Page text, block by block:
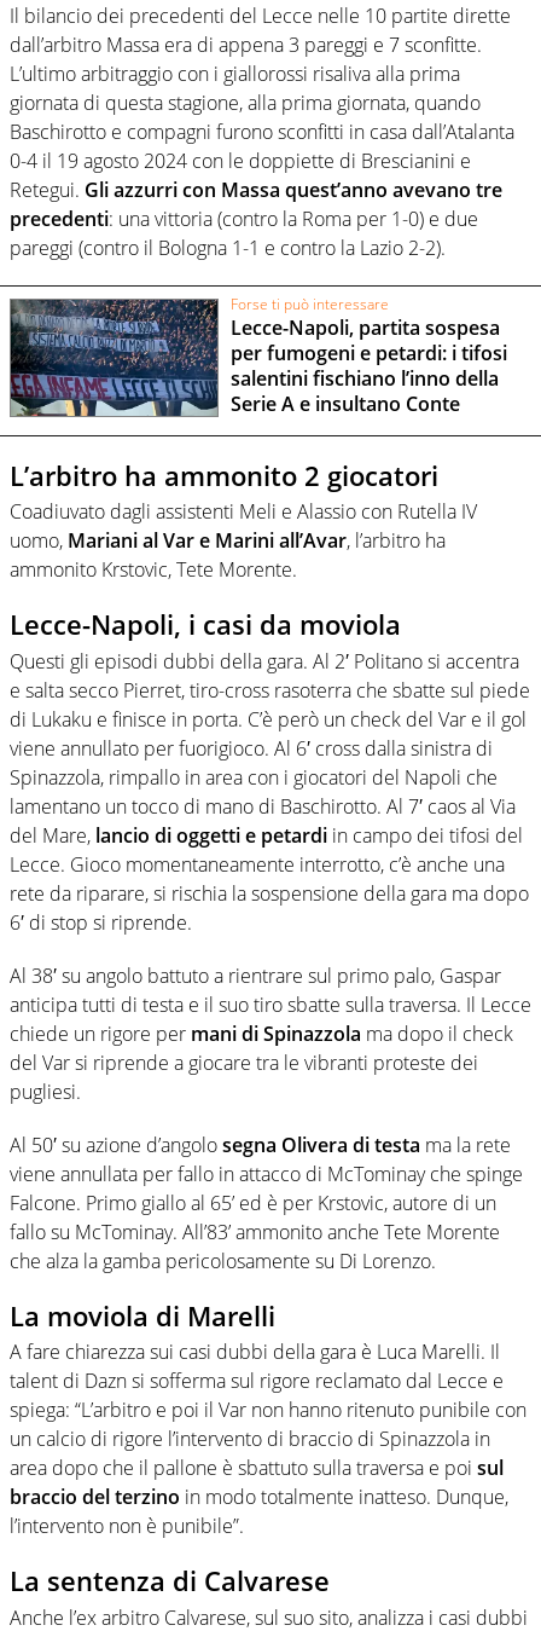
Il bilancio dei precedenti del Lecce nelle 10 partite dirette
dall’arbitro Massa era di appena 3 pareggi e 7 sconfitte.
L’ultimo arbitraggio con i giallorossi risaliva alla prima
giornata di questa stagione, alla prima giornata, quando
Baschirotto e compagni furono sconfitti in casa dall’Atalanta
0-4 il 19 agosto 2024 con le doppiette di Brescianini e
Retegui. Gli azzurri con Massa quest’anno avevano tre
precedenti: una vittoria (contro la Roma per 1-0) e due
pareggi (contro il Bologna 1-1 e contro la Lazio 2-2).
Forse ti può interessare
Lecce-Napoli, partita sospesa
per fumogeni e petardi: i tifosi
salentini fischiano l’inno della
Serie A e insultano Conte
L’arbitro ha ammonito 2 giocatori
Coadiuvato dagli assistenti Meli e Alassio con Rutella IV
uomo, Mariani al Var e Marini all’Avar, l’arbitro ha
ammonito Krstovic, Tete Morente.
Lecce-Napoli, i casi da moviola
Questi gli episodi dubbi della gara. Al 2′ Politano si accentra
e salta secco Pierret, tiro-cross rasoterra che sbatte sul piede
di Lukaku e finisce in porta. C’è però un check del Var e il gol
viene annullato per fuorigioco. Al 6′ cross dalla sinistra di
Spinazzola, rimpallo in area con i giocatori del Napoli che
lamentano un tocco di mano di Baschirotto. Al 7′ caos al Via
del Mare, lancio di oggetti e petardi in campo dei tifosi del
Lecce. Gioco momentaneamente interrotto, c’è anche una
rete da riparare, si rischia la sospensione della gara ma dopo
6′ di stop si riprende.
Al 38′ su angolo battuto a rientrare sul primo palo, Gaspar
anticipa tutti di testa e il suo tiro sbatte sulla traversa. Il Lecce
chiede un rigore per mani di Spinazzola ma dopo il check
del Var si riprende a giocare tra le vibranti proteste dei
pugliesi.
Al 50′ su azione d’angolosegna Olivera di testa ma la rete
viene annullata per fallo in attacco di McTominay che spinge
Falcone. Primo giallo al 65’ ed è per Krstovic, autore di un
fallo su McTominay. All’83’ ammonito anche Tete Morente
che alza la gamba pericolosamente su Di Lorenzo.
La moviola di Marelli
A fare chiarezza sui casi dubbi della gara è Luca Marelli. Il
talent di Dazn si sofferma sul rigore reclamato dal Lecce e
spiega: “L’arbitro e poi il Var non hanno ritenuto punibile con
un calcio di rigore l’intervento di braccio di Spinazzola in
area dopo che il pallone è sbattuto sulla traversa e poi sul
braccio del terzino in modo totalmente inatteso. Dunque,
l’intervento non è punibile”.
La sentenza di Calvarese
Anche l’ex arbitro Calvarese, sul suo sito, analizza i casi dubbi